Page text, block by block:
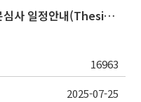
2026학년도 1학기 석 · 박사 논문심사 일정안내(Thesis Defense Schedules)
16963
2025-07-25